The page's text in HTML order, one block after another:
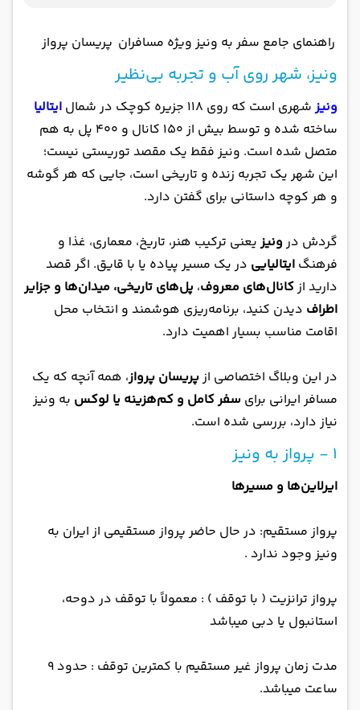
راهنمای جامع سفر به ونیز ویژه مسافران پریسان پرواز
ونیز، شهر روی آب و تجربه بی‌نظیر
ونیزشهری است که روی ۱۱۸ جزیره کوچک در شمال
ایتالیا
ساخته شده و توسط بیش از ۱۵۰ کانال و ۴۰۰ پل به هم
متصل شده است. ونیز فقط یک مقصد توریستی نیست؛
این شهر یک تجربه زنده و تاریخی است، جایی که هر گوشه
و هر کوچه داستانی برای گفتن دارد.
گردش درونیزیعنی ترکیب هنر، تاریخ، معماری، غذا و
فرهنگ ایتالیایی در یک مسیر پیاده یا با قایق. اگر قصد
دارید ازکانال‌های معروف، پل‌های تاریخی، میدان‌ها و جزایر
اطراف دیدن کنید، برنامه‌ریزی هوشمند و انتخاب محل
اقامت مناسب بسیار اهمیت دارد.
در این وبلاگ اختصاصی ازپریسان پرواز، همه آنچه که یک
مسافر ایرانی برای سفر کامل و کم‌هزینه یا لوکس به ونیز
نیاز دارد، بررسی شده است.
1 - پرواز به ونیز
ایرلاین‌ها و مسیرها
پرواز مستقیم: در حال حاضر پرواز مستقیمی از ایران به
ونیز وجود ندارد .
پرواز ترانزیت ( با توقف ) : معمولاً با توقف در دوحه،
استانبول یا دبی میباشد
مدت زمان پرواز غیر مستقیم با کمترین توقف : حدود 9
ساعت میباشد.